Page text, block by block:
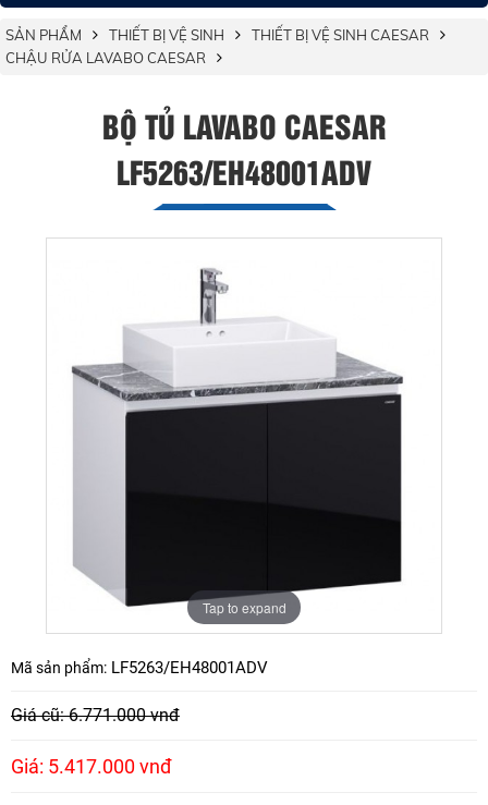
SẢN PHẨM THIẾT BỊ VỆ SINH
THIẾT BỊ VỆ SINH CAESAR
CHẬU RỬA LAVABO CAESAR
BỘ TỦ LAVABO CAESAR
LF5263/EH48001ADV
Tap to expand
Mã sản phẩm: LF5263/EH48001ADV
Giá cũ: 6.771.000 vnđ
Giá: 5.417.000 vnđ